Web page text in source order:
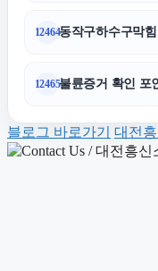
12464동작구하수구막
12465불륜증거 확인 포
블로그 바로가기 대전